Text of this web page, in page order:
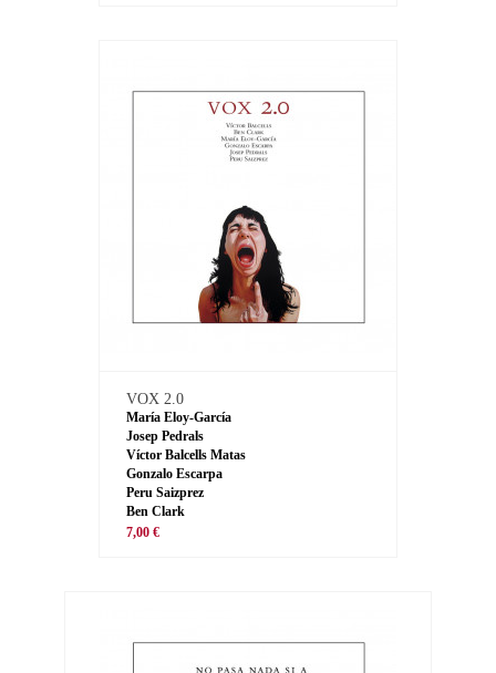
VOX 2.0
María Eloy-García
Josep Pedrals
Víctor Balcells Matas
Gonzalo Escarpa
Peru Saizprez
Ben Clark
7,00 €